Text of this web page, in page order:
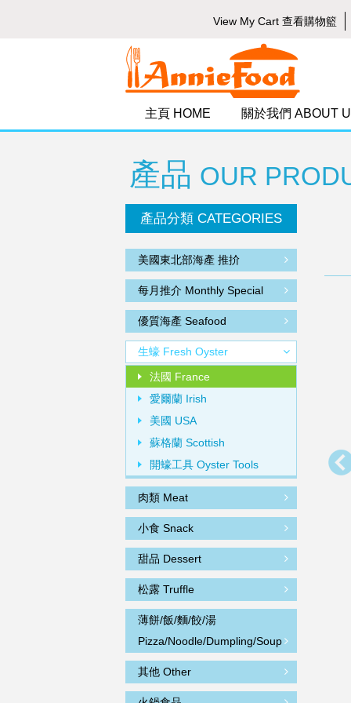
View My Cart 查看購物籃
主頁 HOME 關於我們 ABOUT
產品 OUR
產品分類 CATEGORIES
美國東北部海產 推扴
每月推介 Monthly Special
優質海產 Seafood
生蠔 Fresh Oyster
法國 France
愛爾蘭 Irish
美國 USA
蘇格蘭 Scottish
開蠔工具 Oyster Tools
肉類 Meat
小食 Snack
甜品 Dessert
松露 Truffle
薄餅/飯/麵/餃/湯
Pizza/Noodle/Dumpling/Soup
其他 Other